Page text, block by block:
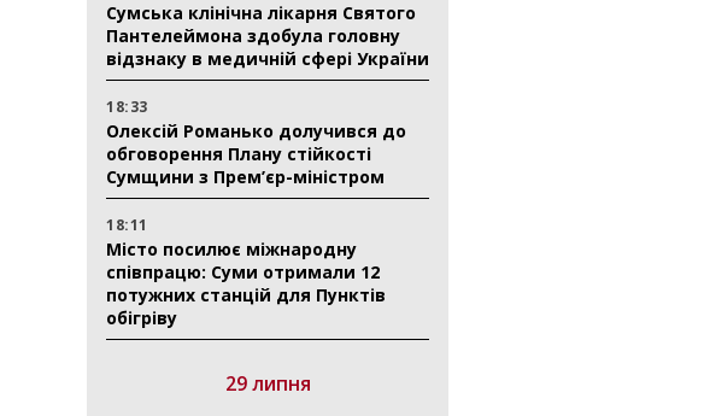
Сумська клінічна лікарня Святого
Пантелеймона здобула головну
відзнаку в медичній сфері України
18:33
Олексій Романько долучився до
обговорення Плану стійкості
Сумщини з Прем’єр-міністром
18:11
Місто посилює міжнародну
співпрацю: Суми отримали 12
потужних станцій для Пунктів
обігріву
29 липня